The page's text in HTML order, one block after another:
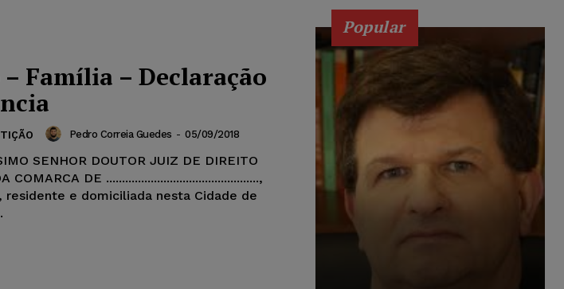
Família – Declaração
Pedro Correia Guedes - 05/09/2018
SENHOR DOUTOR JUIZ DE DIREITO
COMARCA DE ................................................,
residente e domiciliada nesta Cidade de
Popular